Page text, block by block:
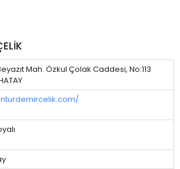
Mah. Özkul Çolak Caddesi, No:113